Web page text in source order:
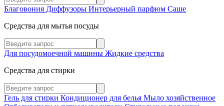
Благовония Диффузоры Интерьерный парфюм Саше
Средства для мытья посуды
Для посудомоечной машины Жидкие средства
Средства для стирки
Гель для стирки Кондиционер для белья Мыло хозяйственное